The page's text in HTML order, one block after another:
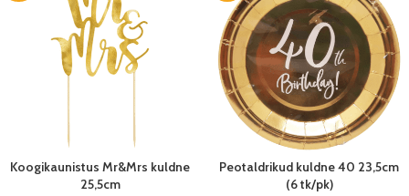
Koogikaunistus Mr&Mrs kuldne
25,5cm
Peotaldrikud kuldne 40 23,5cm
(6 tk/pk)